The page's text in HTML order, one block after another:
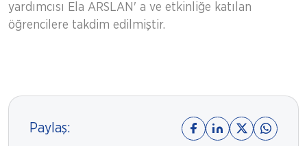
yardımcısı Ela ARSLAN' a ve etkinliğe katılan
öğrencilere takdim edilmiştir.
Paylaş: